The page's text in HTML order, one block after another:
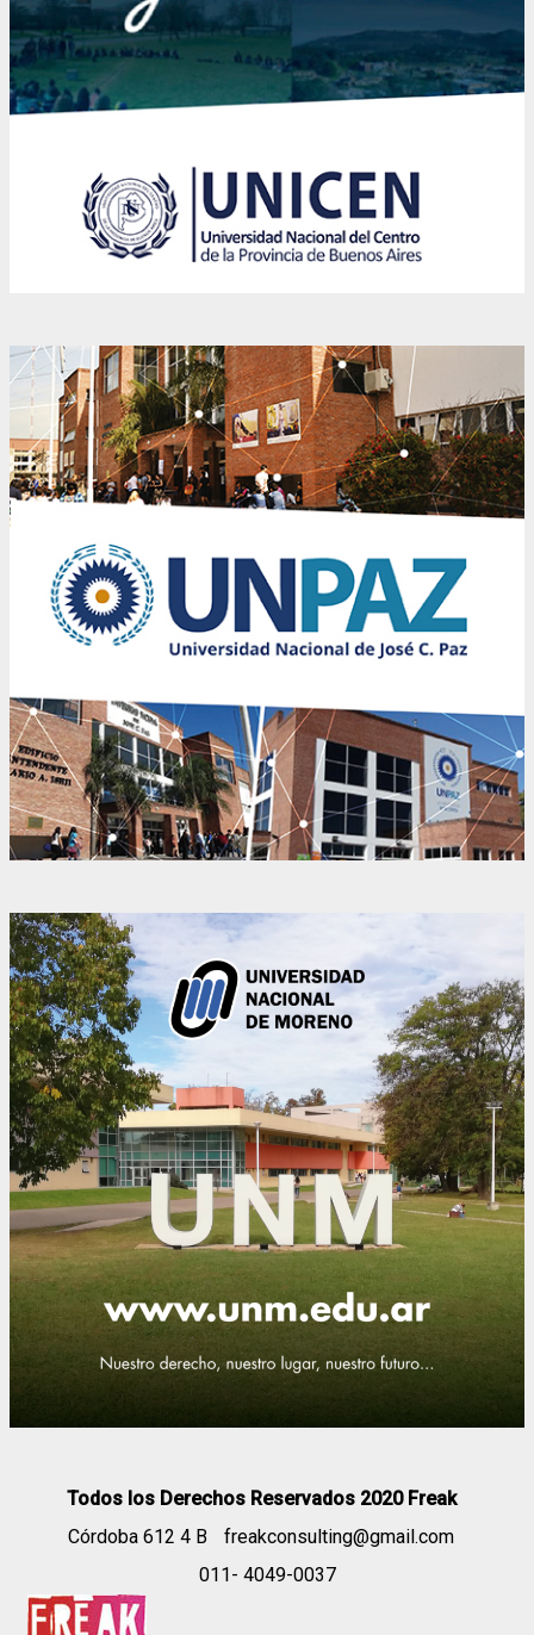
Todos los Derechos Reservados 2020 Freak
Córdoba 612 4 B
freakconsulting@gmail.com
011- 4049-0037